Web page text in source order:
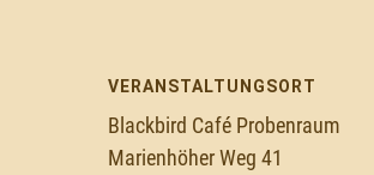
VERANSTALTUNGSORT
Blackbird Café Probenraum
Marienhöher Weg 41